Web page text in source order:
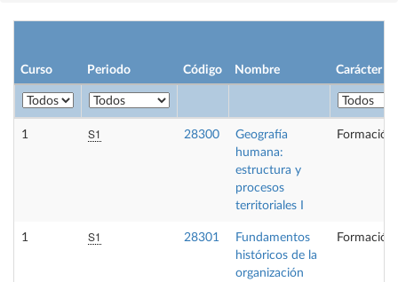
Curso Periodo Código Nombre Carácter
1 S1 28300
Geografía
humana:
estructura y
procesos
territoriales I
Formación
1 S1 28301
Fundamentos
históricos de la
organización
Formación